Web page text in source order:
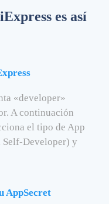
es así
«developer»
A continuación
el tipo de App
Self-Developer) y
AppSecret